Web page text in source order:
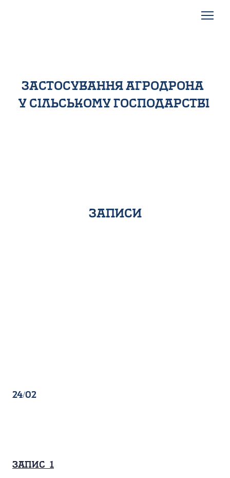
застосування агродрона
у сільському господарстві
записи
24/02
Запис_1